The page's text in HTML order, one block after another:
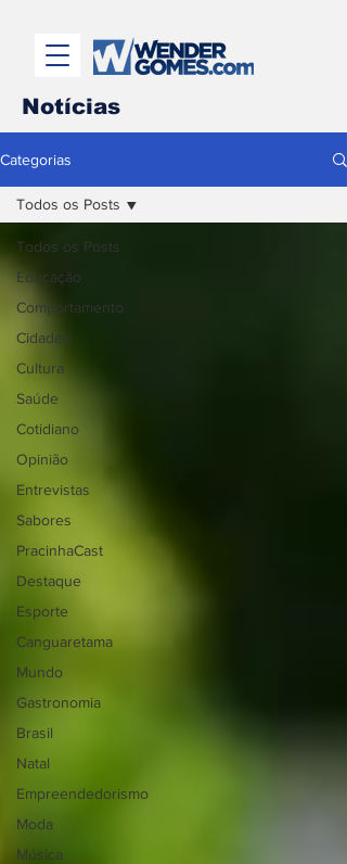
Notícias
Categorias
Todos os Posts
Educação
Comportamento
Cidades
Cultura
Saúde
Cotidiano
Opinião
Entrevistas
Sabores
PracinhaCast
Destaque
Esporte
Canguaretama
Mundo
Gastronomia
Brasil
Natal
Empreendedorismo
Moda
Música
Todos os Posts